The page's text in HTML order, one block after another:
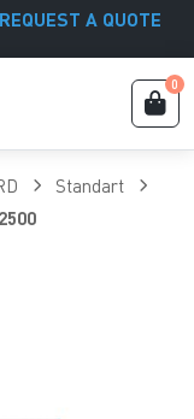
A QUOTE
0
Standart